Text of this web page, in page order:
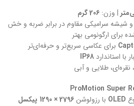
| وزن: 206 گرم
و شیشه سرامیکی مقاوم در برابر ضربه و خش
برای ارگونومی بهتر
برای عکاسی سریع‌تر و حرفه‌ای‌تر
استاندارد IP68
طلایی و آبی
OLED با رزولوشن2796 × 1290 پیکسل